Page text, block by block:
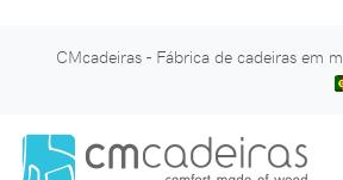
CMcadeiras - Fábrica de cadeiras em